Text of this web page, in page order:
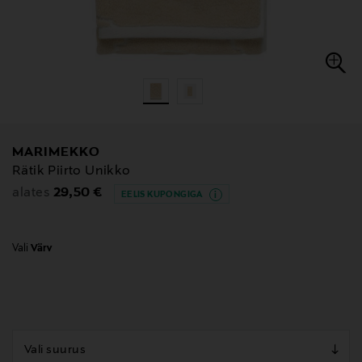
MARIMEKKO
Rätik Piirto Unikko
alates Original Price
29,50 € EELIS KUPONGIGA
Vali Värv